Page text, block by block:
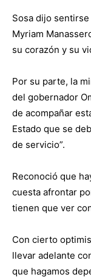
Sosa dijo
Myriam
su corazón y su
Por su parte, la
del gobernador
de acompañar
Estado que se
de servicio”.
Reconoció que
cuesta afrontar
tienen que ver
Con cierto
llevar adelante
que hagamos